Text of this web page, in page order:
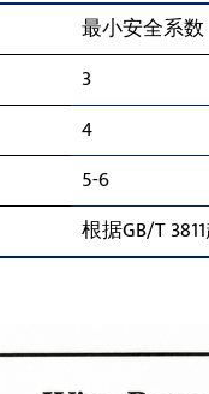
最小安全系数
3
4
5-6
根据GB/T